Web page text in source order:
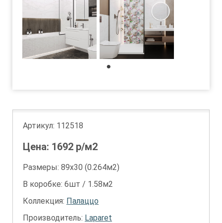
Артикул: 112518
Цена: 1692 р/м2
Размеры: 89х30 (0.264м2)
В коробке: 6шт / 1.58м2
Коллекция: Палаццо
Производитель: Laparet